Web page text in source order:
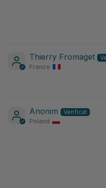
Thierry Fromaget
France
Anonim
Poland